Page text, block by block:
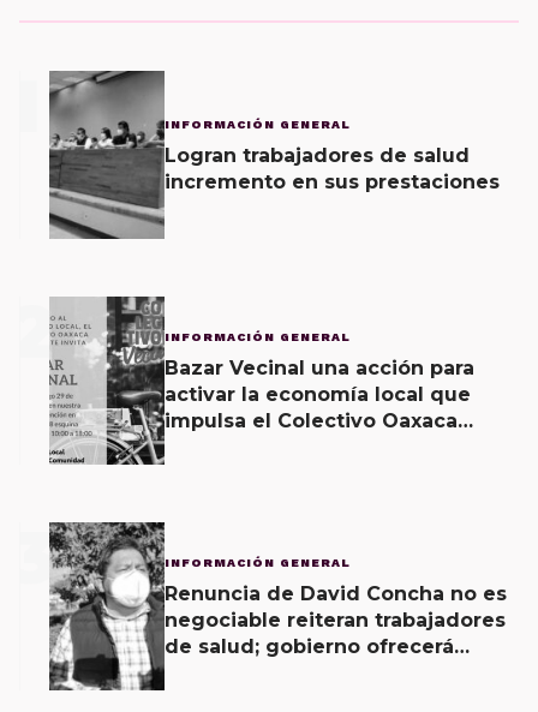
INFORMACIÓN GENERAL
Logran trabajadores de salud
incremento en sus prestaciones
2 INFORMACIÓN GENERAL
Bazar Vecinal una acción para
activar la economía local que
impulsa el Colectivo Oaxaca
3 INFORMACIÓN GENERAL
Renuncia de David Concha no es
negociable reiteran trabajadores
de salud; gobierno ofrecerá